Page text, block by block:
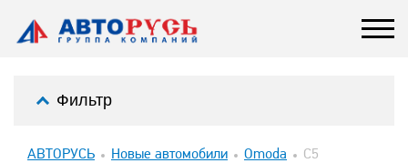
Фильтр
АВТОРУСЬ Новые автомобили Omoda C5